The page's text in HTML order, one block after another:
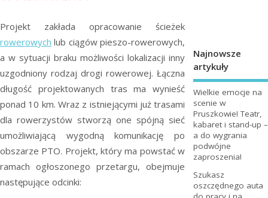
Projekt zakłada opracowanie ścieżek
rowerowych lub ciągów pieszo-rowerowych,
a w sytuacji braku możliwości lokalizacji inny
uzgodniony rodzaj drogi rowerowej. Łączna
długość projektowanych tras ma wynieść
ponad 10 km. Wraz z istniejącymi już trasami
dla rowerzystów stworzą one spójną sieć
umożliwiającą wygodną komunikację po
obszarze PTO. Projekt, który ma powstać w
ramach ogłoszonego przetargu, obejmuje
następujące odcinki:
Najnowsze
artykuły
Wielkie emocje na
scenie w
Pruszkowie! Teatr,
kabaret i stand-up –
a do wygrania
podwójne
zaproszenia!
Szukasz
oszczędnego auta